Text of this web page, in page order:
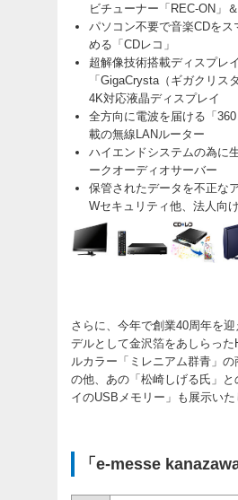
ビチューナー「REC-ON」
パソコン不要で音楽CDをス
める「CDレコ」
超解像技術搭載ディスプレイ
「GigaCrysta（ギガクリス
4K対応液晶ディスプレイ
全方向に電波を届ける「
載の無線LANルーター
ハイエンドシステムの為に
ークオーディオサーバー
保管されたデータを不正な
Wセキュリティ他、法人向
さらに、今年で創業40周年を
デルとして金沢箔をあしらった
ルカラー「ミレニアム群青」
の他、あの「松崎しげる氏」と
イのUSBメモリー」も展示いた
「e-messe